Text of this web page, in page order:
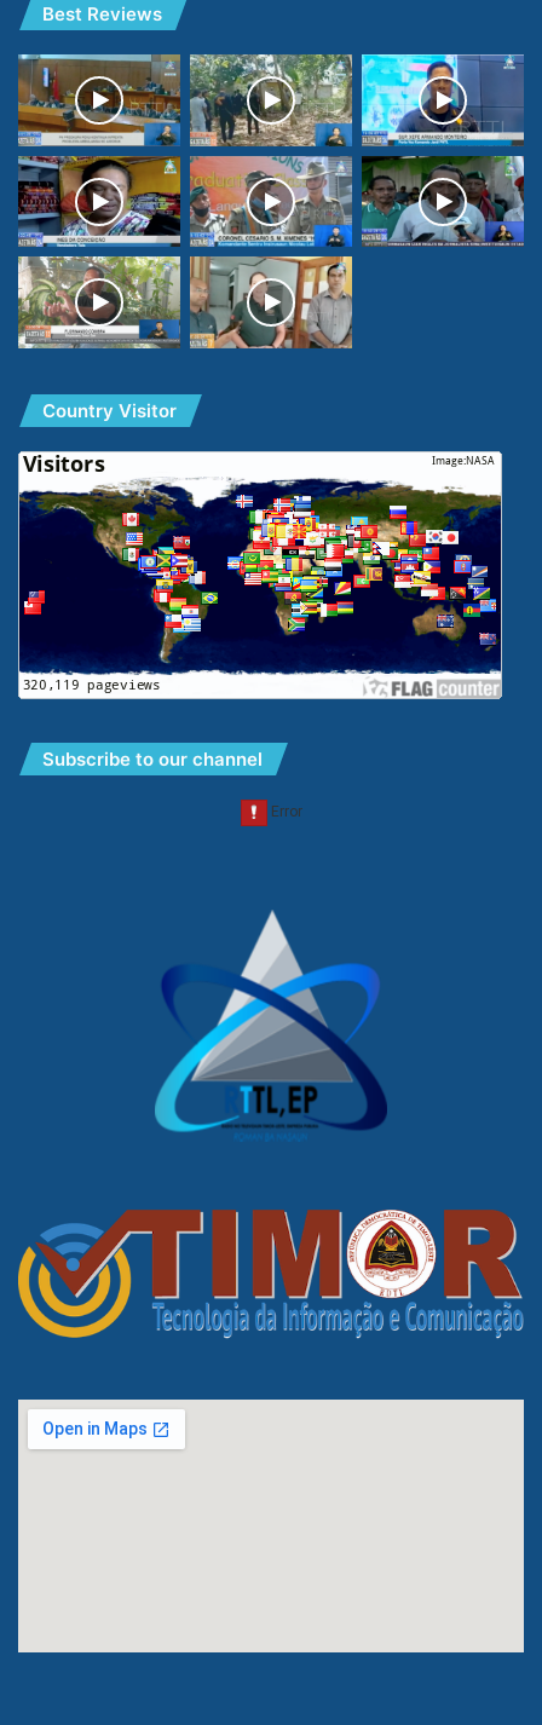
Best Reviews
Country Visitor
Subscribe to our channel